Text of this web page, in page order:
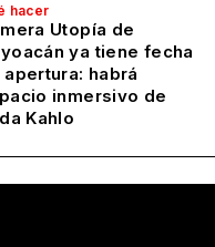
hacer
Utopía de
ya tiene fecha
apertura: habrá
inmersivo de
Kahlo